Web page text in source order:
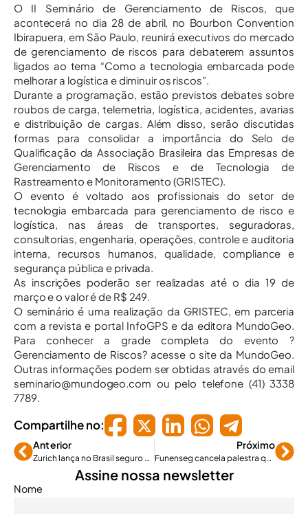
O II Seminário de Gerenciamento de Riscos, que
acontecerá no dia 28 de abril, no Bourbon Convention
Ibirapuera, em São Paulo, reunirá executivos do mercado
de gerenciamento de riscos para debaterem assuntos
ligados ao tema “Como a tecnologia embarcada pode
melhorar a logística e diminuir os riscos”.
Durante a programação, estão previstos debates sobre
roubos de carga, telemetria, logística, acidentes, avarias
e distribuição de cargas. Além disso, serão discutidas
formas para consolidar a importância do Selo de
Qualificação da Associação Brasileira das Empresas de
Gerenciamento de Riscos e de Tecnologia de
Rastreamento e Monitoramento (GRISTEC).
O evento é voltado aos profissionais do setor de
tecnologia embarcada para gerenciamento de risco e
logística, nas áreas de transportes, seguradoras,
consultorias, engenharia, operações, controle e auditoria
interna, recursos humanos, qualidade, compliance e
segurança pública e privada.
As inscrições poderão ser realizadas até o dia 19 de
março e o valor é de R$ 249.
O seminário é uma realização da GRISTEC, em parceria
com a revista e portal InfoGPS e da editora MundoGeo.
Para conhecer a grade completa do evento ?
Gerenciamento de Riscos? acesse o site da MundoGeo.
Outras informações podem ser obtidas através do email
seminario@mundogeo.com ou pelo telefone (41) 3338
7789.
Compartilhe no:
Anterior
Zurich lança no Brasil seguro de risco político
Próximo
Funenseg cancela palestra que aconteceria hoje no RJ
Assine nossa newsletter
Nome